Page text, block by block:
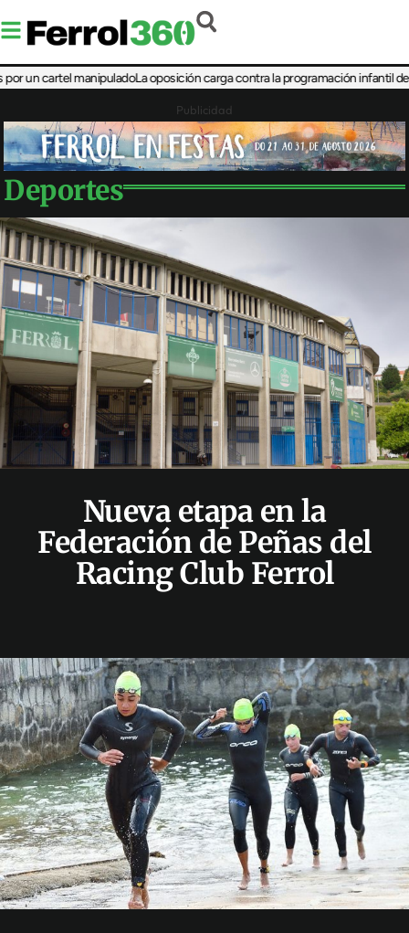
manipuladoLa oposición carga contra la programación infantil de la Feria
Publicidad
Deportes
Nueva etapa en la
Federación de Peñas del
Racing Club Ferrol